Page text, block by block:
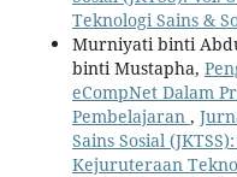
Teknologi Sains &
Murniyati binti
binti Mustapha,
eCompNet Dalam
Pembelajaran ,
Sains Sosial
Kejuruteraan